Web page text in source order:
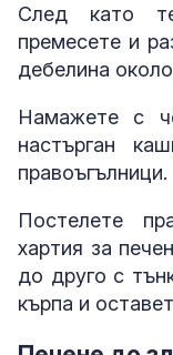
След като
премесете и
дебелина
Намажете с
настърган
правоъгълници.
Постелете
хартия за
до друго с
кърпа и